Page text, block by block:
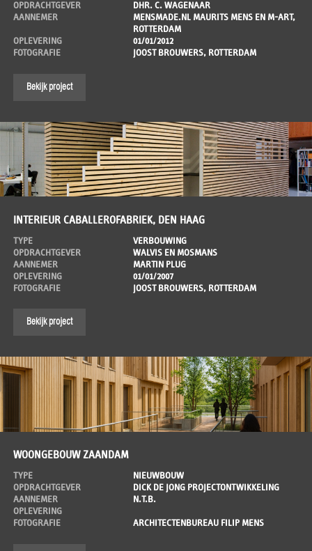
OPDRACHTGEVER
DHR. C. WAGENAAR
AANNEMER
MENSMADE.NL MAURITS MENS EN M-ART,
ROTTERDAM
OPLEVERING
01/01/2012
FOTOGRAFIE
JOOST BROUWERS, ROTTERDAM
Bekijk project
INTERIEUR CABALLEROFABRIEK, DEN HAAG
TYPE
VERBOUWING
OPDRACHTGEVER
WALVIS EN MOSMANS
AANNEMER
MARTIN PLUG
OPLEVERING
01/01/2007
FOTOGRAFIE
JOOST BROUWERS, ROTTERDAM
Bekijk project
WOONGEBOUW ZAANDAM
TYPE
NIEUWBOUW
OPDRACHTGEVER
DICK DE JONG PROJECTONTWIKKELING
AANNEMER
N.T.B.
OPLEVERING
FOTOGRAFIE
ARCHITECTENBUREAU FILIP MENS